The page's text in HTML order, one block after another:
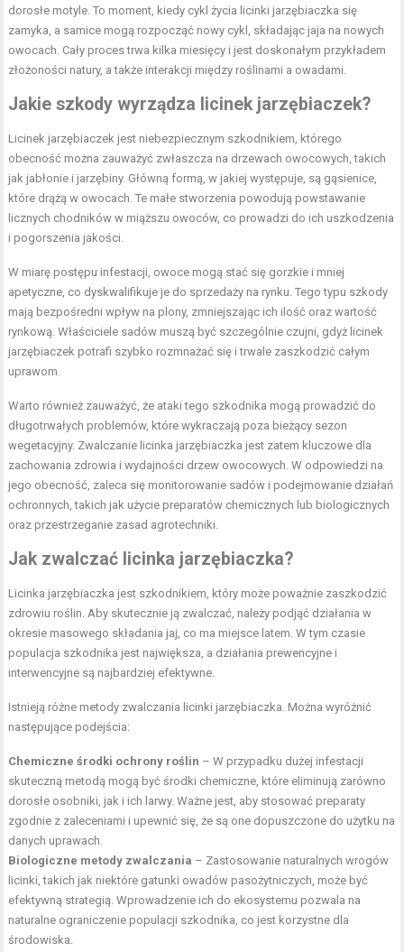
dorosłe motyle. To moment, kiedy cykl życia licinki jarzębiaczka się
zamyka, a samice mogą rozpocząć nowy cykl, składając jaja na nowych
owocach. Cały proces trwa kilka miesięcy i jest doskonałym przykładem
złożoności natury, a także interakcji między roślinami a owadami.
Jakie szkody wyrządza licinek jarzębiaczek?
Licinek jarzębiaczek jest niebezpiecznym szkodnikiem, którego
obecność można zauważyć zwłaszcza na drzewach owocowych, takich
jak jabłonie i jarzębiny. Główną formą, w jakiej występuje, są gąsienice,
które drążą w owocach. Te małe stworzenia powodują powstawanie
licznych chodników w miąższu owoców, co prowadzi do ich uszkodzenia
i pogorszenia jakości.
W miarę postępu infestacji, owoce mogą stać się gorzkie i mniej
apetyczne, co dyskwalifikuje je do sprzedaży na rynku. Tego typu szkody
mają bezpośredni wpływ na plony, zmniejszając ich ilość oraz wartość
rynkową. Właściciele sadów muszą być szczególnie czujni, gdyż licinek
jarzębiaczek potrafi szybko rozmnażać się i trwale zaszkodzić całym
uprawom.
Warto również zauważyć, że ataki tego szkodnika mogą prowadzić do
długotrwałych problemów, które wykraczają poza bieżący sezon
wegetacyjny. Zwalczanie licinka jarzębiaczka jest zatem kluczowe dla
zachowania zdrowia i wydajności drzew owocowych. W odpowiedzi na
jego obecność, zaleca się monitorowanie sadów i podejmowanie działań
ochronnych, takich jak użycie preparatów chemicznych lub biologicznych
oraz przestrzeganie zasad agrotechniki.
Jak zwalczać licinka jarzębiaczka?
Licinka jarzębiaczka jest szkodnikiem, który może poważnie zaszkodzić
zdrowiu roślin. Aby skutecznie ją zwalczać, należy podjąć działania w
okresie masowego składania jaj, co ma miejsce latem. W tym czasie
populacja szkodnika jest największa, a działania prewencyjne i
interwencyjne są najbardziej efektywne.
Istnieją różne metody zwalczania licinki jarzębiaczka. Można wyróżnić
następujące podejścia:
Chemiczne środki ochrony roślin – W przypadku dużej infestacji
skuteczną metodą mogą być środki chemiczne, które eliminują zarówno
dorosłe osobniki, jak i ich larwy. Ważne jest, aby stosować preparaty
zgodnie z zaleceniami i upewnić się, że są one dopuszczone do użytku na
danych uprawach.
Biologiczne metody zwalczania – Zastosowanie naturalnych wrogów
licinki, takich jak niektóre gatunki owadów pasożytniczych, może być
efektywną strategią. Wprowadzenie ich do ekosystemu pozwala na
naturalne ograniczenie populacji szkodnika, co jest korzystne dla
środowiska.